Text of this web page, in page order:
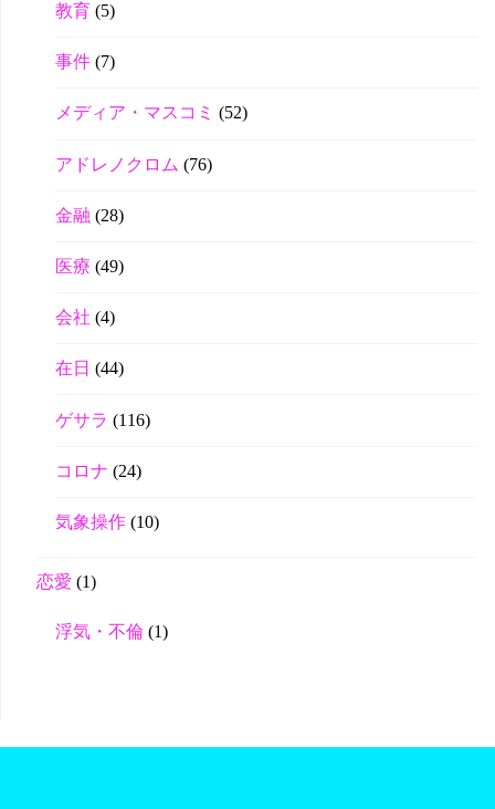
教育(5)
事件(7)
メディア・マスコミ (52)
アドレノクロム (76)
金融 (28)
医療 (49)
会社 (4)
在日 (44)
ゲサラ (116)
コロナ (24)
気象操作(10)
恋愛 (1)
浮気・不倫 (1)